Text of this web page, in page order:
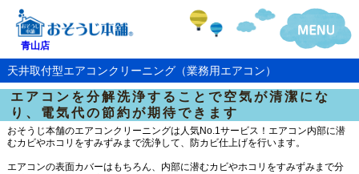
青山店
天井取付型エアコンクリーニング（業務用エアコン）
エアコンを分解洗浄することで空気が清潔にな
り、電気代の節約が期待できます
おそうじ本舗のエアコンクリーニングは人気No.1サービス！エアコン内部に潜
むカビやホコリをすみずみまで洗浄して、防カビ仕上げを行います。
エアコンの表面カバーはもちろん、内部に潜むカビやホコリをすみずみまで分